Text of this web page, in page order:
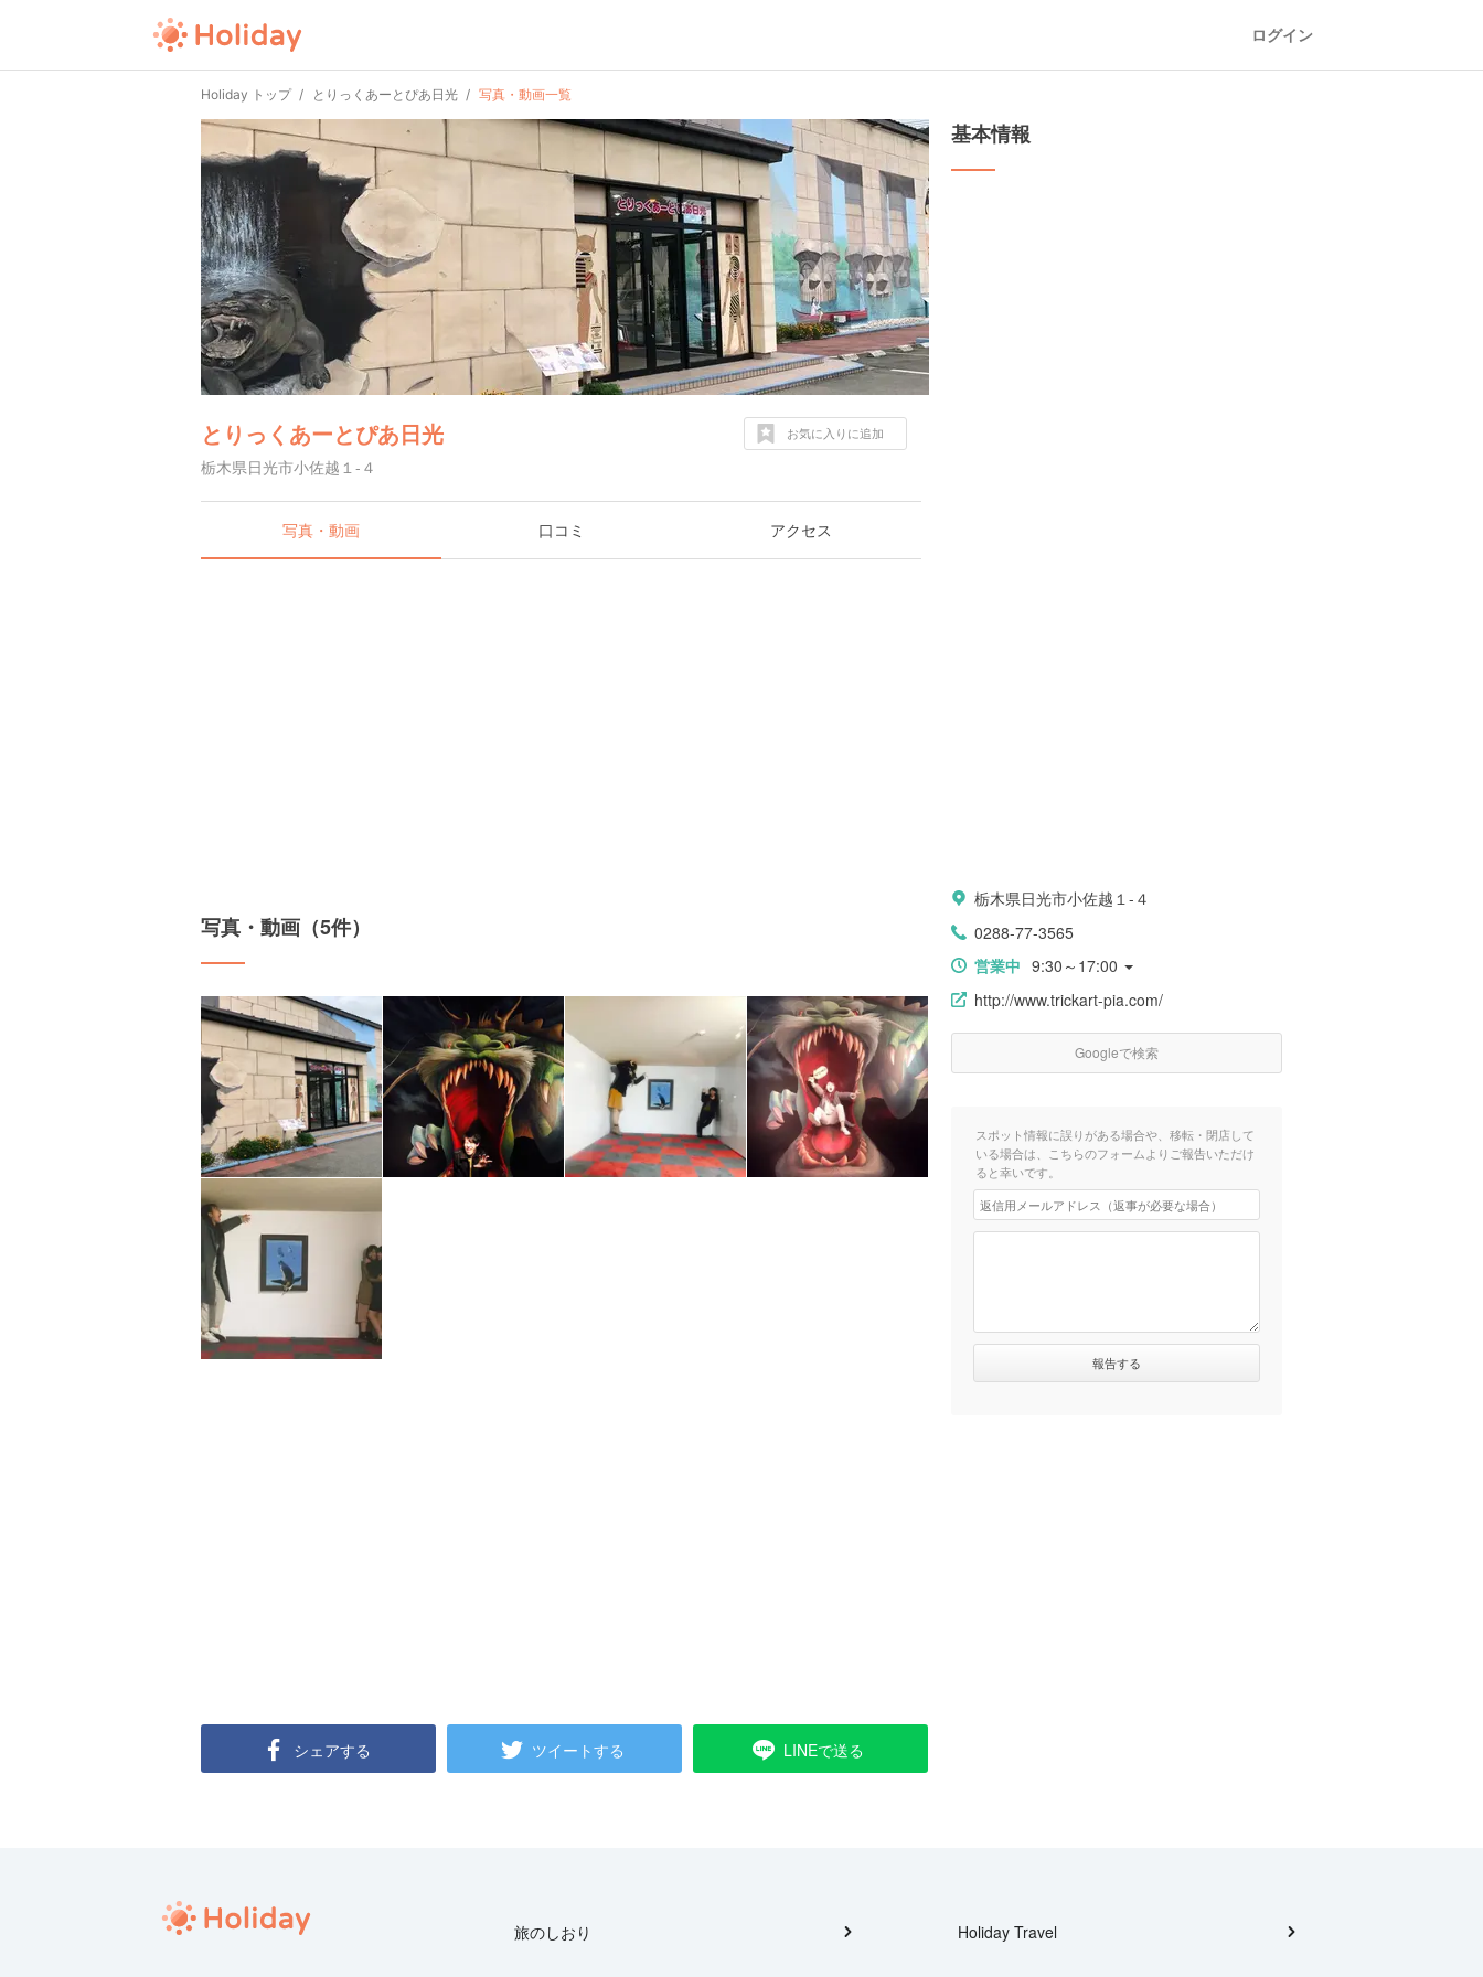
ログイン
Holiday トップ とりっくあーとぴあ日光 写真・動画一覧
とりっくあーとぴあ日光
栃木県日光市小佐越１-４
お気に入りに追加
写真・動画 口コミ アクセス
写真・動画（5件）
シェアする ツイートする LINEで送る
基本情報
栃木県日光市小佐越１-４
0288-77-3565
営業中 9:30～17:00
http://www.trickart-pia.com/
Googleで検索
スポット情報に誤りがある場合や、移転・閉店して
いる場合は、こちらのフォームよりご報告いただけ
ると幸いです。
旅のしおり Holiday Travel